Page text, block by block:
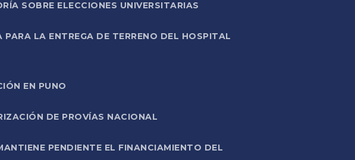
SOBRE ELECCIONES UNIVERSITARIAS
LA ENTREGA DE TERRENO DEL HOSPITAL
EN PUNO
DE PROVÍAS NACIONAL
PENDIENTE EL FINANCIAMIENTO DEL